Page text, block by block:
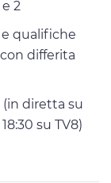
2
e qualifiche
differita
(in diretta su
su TV8)